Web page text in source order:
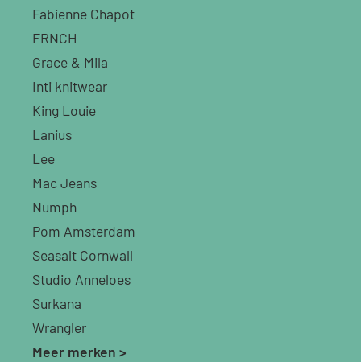
Fabienne Chapot
FRNCH
Grace & Mila
Inti knitwear
King Louie
Lanius
Lee
Mac Jeans
Numph
Pom Amsterdam
Seasalt Cornwall
Studio Anneloes
Surkana
Wrangler
Meer merken >